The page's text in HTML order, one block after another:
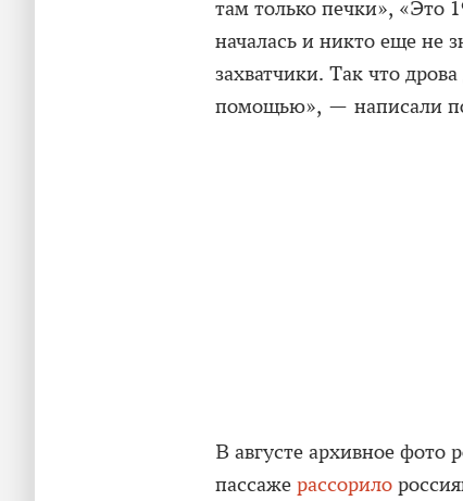
там только печки», «Это
началась и никто еще не
захватчики. Так что
помощью», — написали
В августе архивное фото
пассаже рассорило